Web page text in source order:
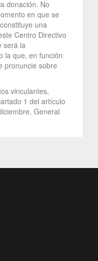
donación. No
en que se
una
Centro Directivo
será la
la que, en función
pronuncie sobre
vinculantes,
1 del artículo
General